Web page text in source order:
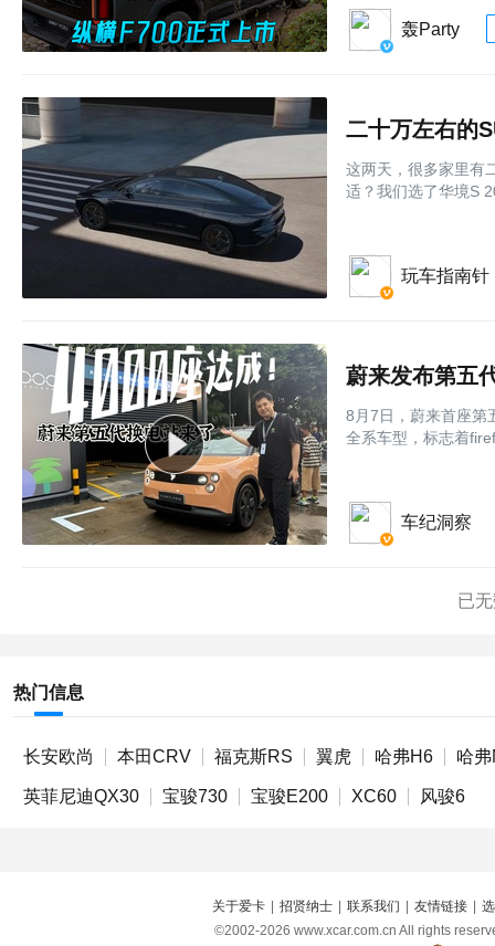
轰Party
二十万左右的
这两天，很多家里有
适？我们选了华境S
玩车指南针
蔚来发布第五
8月7日，蔚来首座第
全系车型，标志着
车纪洞察
已
热门信息
长安欧尚 本田CRV 福克斯RS 翼虎 哈弗H6 哈
英菲尼迪QX30 宝骏730 宝骏E200 XC60 风骏6
关于爱卡 招贤纳士 联系我们 友情链接
©2002-2026 www.xcar.com.cn All rights